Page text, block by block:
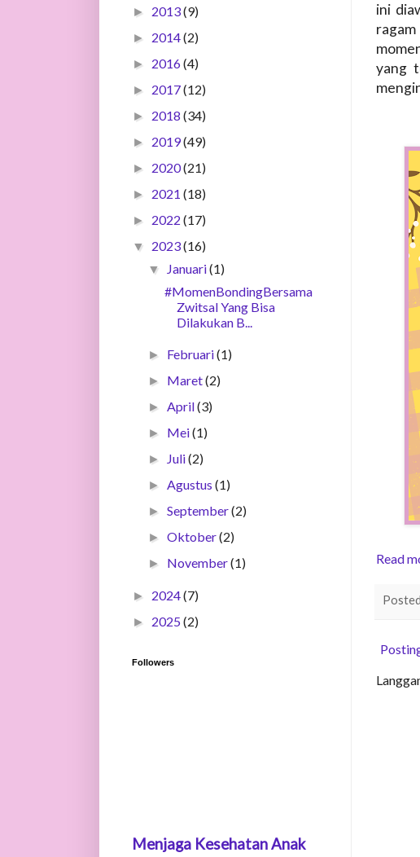
ini
yang
Read
► 2013(9)
► 2014(2)
► 2016(4)
► 2017(12)
► 2018 (34)
► 2019(49)
► 2020(21)
► 2021 (18)
► 2022 (17)
▼ 2023(16)
▼ Januari(1)
#MomenBondingBersama
Zwitsal Yang Bisa
Dilakukan B...
► Februari(1)
► Maret(2)
►April(3)
► Mei(1)
► Juli(2)
►Agustus(1)
►September(2)
►Oktober(2)
► November(1)
► 2024(7)
► 2025(2)
Followers
Menjaga Kesehatan Anak